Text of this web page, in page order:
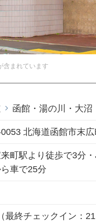
含まれています
函館・湯の川・大沼
北海道函館市末
町駅より徒歩で3分
車で25分
（最終チェックイン：